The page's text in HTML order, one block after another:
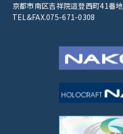
京都市南区吉祥院這登西町41番地
TEL&FAX.075-671-0308